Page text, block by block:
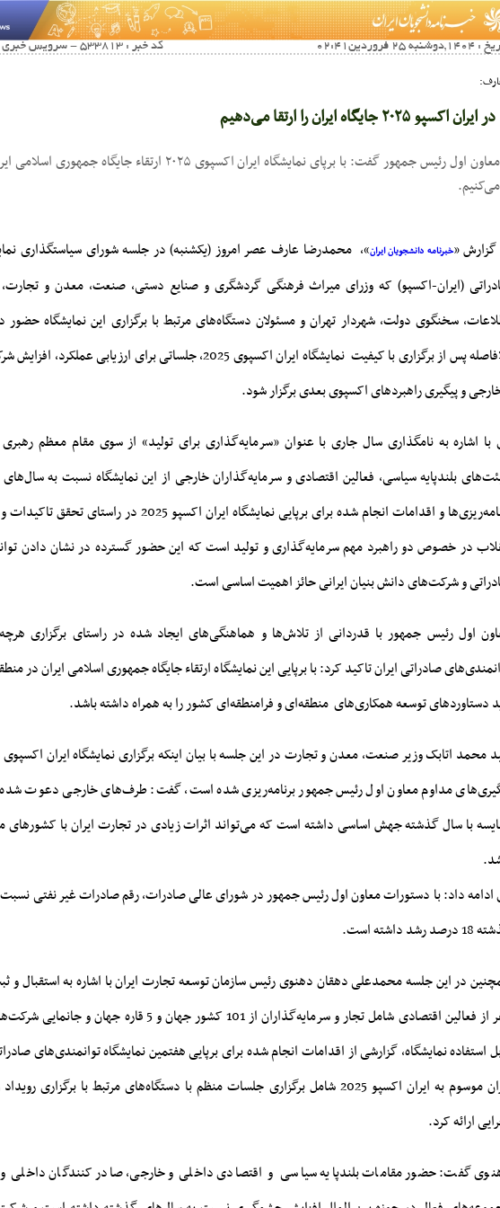
25 فروردين02:41 کد خبر : 533813 - سرویس خبری : آخرین اخبار صفحه اول
در ایران اکسپو ۲۰۲۵ جایگاه ایران را ارتقا می‌دهیم
معاون اول رئیس جمهور گفت: با برپای نمایشگاه ایران اکسپوی ۲۰۲۵
می‌کنیم.
گزارش «خبرنامه دانشجویان ایران»، محمدرضا عارف عصر امروز (یکشنبه) در جلسه شورای سیاستگذاری
(ایران-اکسپو) که وزرای میراث فرهنگی گردشگری و صنایع دستی، صنعت، معدن و تجارت،
سخنگوی دولت، شهردار تهران و مسئولان دستگاه‌های مرتبط با برگزاری این نمایشگاه حضور
بلافاصله پس از برگزاری با کیفیت نمایشگاه ایران اکسپوی 2025، جلساتی برای
و پیگیری راهبردهای اکسپوی بعدی برگزار شود.
با اشاره به نامگذاری سال جاری با عنوان «سرمایه‌گذاری برای تولید» از سوی مقام معظم
بلندپایه سیاسی، فعالین اقتصادی و سرمایه‌گذاران خارجی از این نمایشگاه نسبت به
برنامه‌ریزی‌ها و اقدامات انجام شده برای برپایی نمایشگاه ایران
در خصوص دو راهبرد مهم سرمایه‌گذاری و تولید است که این حضور گسترده در نشان دادن
و شرکت‌های دانش بنیان ایرانی حائز اهمیت اساسی است.
اول رئیس جمهور با قدردانی از تلاش‌ها و هماهنگی‌های ایجاد شده در راستای برگزاری هرچه
صادراتی ایران تاکید کرد: با برپایی این نمایشگاه ارتقاء جایگاه جمهوری اسلامی ایران در
دستاوردهای توسعه همکاری‌های منطقه‌ای و فرامنطقه‌ای کشور را به همراه داشته باشد.
مداوم معاون اول رئیس جمهور برنامه‌ریزی شده است، گفت: طرف‌های خارجی دعوت شده
با سال گذشته جهش اساسی داشته است که می‌تواند اثرات زیادی در تجارت ایران با کشورهای
ادامه داد: با دستورات معاون اول رئیس جمهور در شورای عالی صادرات، رقم صادرات غیر نفتی
رشد داشته است.
نفر از فعالین اقتصادی شامل تجار و سرمایه‌گذاران از 101 کشور
استفاده نمایشگاه، گزارشی از اقدامات انجام شده برای برپایی هفتمین نمایشگاه توانمندی‌های
ایران موسوم به ایران اکسپو 2025 شامل برگزاری جلسات منظم با دستگاه‌های مرتبط با
ارائه کرد.
گفت: حضور مقامات بلندپایه سیاسی و اقتصادی داخلی و خارجی، صادر کنندگان داخلی و